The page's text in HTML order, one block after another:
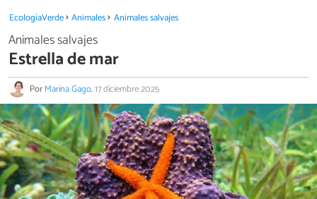
EcologíaVerde Animales Animales salvajes
Animales salvajes
Estrella de mar
PorMarina Gago.17 diciembre 2025